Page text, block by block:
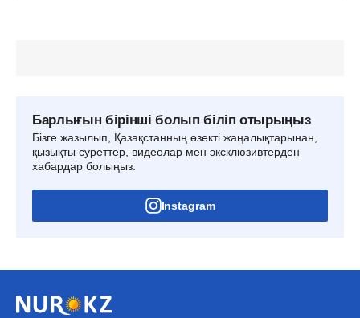
Барлығын бірінші болып біліп отырыңыз
Бізге жазылып, Қазақстанның өзекті жаңалықтарынан,
қызықты суреттер, видеолар мен эксклюзивтерден
хабардар болыңыз.
Instagram